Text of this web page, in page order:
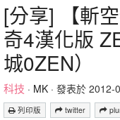
[分享] 【斬
奇4漢化版
城0ZEN）
科技 · MK · 發表於 2012-
列印版 twitter